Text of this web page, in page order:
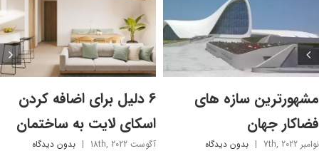
مشهورترین سازه های
فضاکار جهان
نوامبر 7th, 2022 | بدون ديدگاه
6 دلیل برای اضافه کردن
اسکای لایت به ساختمان
آگوست 18th, 2022 | بدون ديدگاه